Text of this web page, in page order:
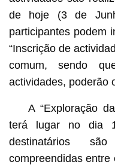
de hoje (3 de
participantes podem
“Inscrição de
comum, sendo
actividades, poderão
A “Exploração
terá lugar no dia
destinatários
compreendidas